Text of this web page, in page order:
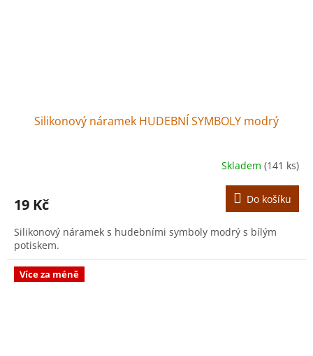
Silikonový náramek HUDEBNÍ SYMBOLY modrý
Skladem (141 ks)
19 Kč Do košíku
Silikonový náramek s hudebními symboly modrý s bílým
potiskem.
Více za méně